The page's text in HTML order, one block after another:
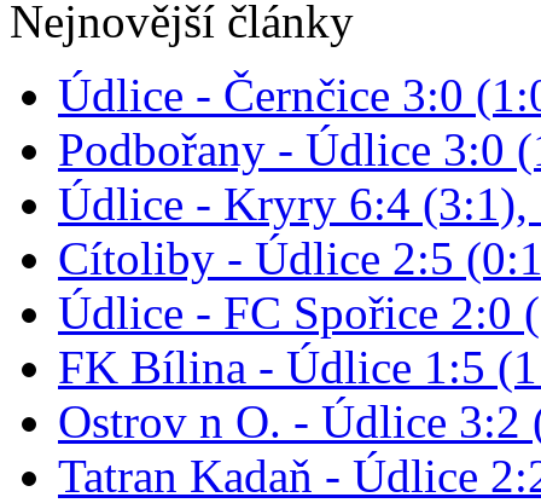
Nejnovější články
Údlice - Černčice 3:0
Podbořany - Údlice 3:0
Údlice - Kryry 6:4 (3:1),
Cítoliby - Údlice 2:5
Údlice - FC Spořice 2:0
FK Bílina - Údlice 1:5
Ostrov n O. - Údlice 3:2
Tatran Kadaň - Údlice